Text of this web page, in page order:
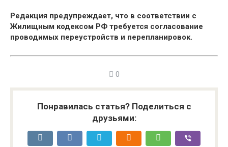
Редакция предупреждает, что в соответствии с
Жилищным кодексом РФ требуется согласование
проводимых переустройств и перепланировок.
0
Понравилась статья? Поделиться с
друзьями: